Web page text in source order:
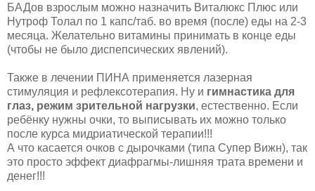
БАДов взрослым можно назначить Виталюкс Плюс или
Нутроф Толал по 1 капс/таб. во время (после) еды на 2-3
месяца. Желательно витамины принимать в конце еды
(чтобы не было диспепсических явлений).
Также в лечении ПИНА применяется лазерная
стимуляция и рефлексотерапия. Ну и гимнастика для
глаз, режим зрительной нагрузки, естественно. Если
ребёнку нужны очки, то выписывать их можно только
после курса мидриатической терапии!!!
А что касается очков с дырочками (типа Супер Вижн), так
это просто эффект диафрагмы-лишняя трата времени и
денег!!!